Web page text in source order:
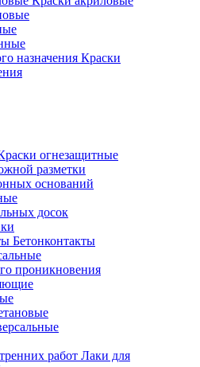
Краски
огнезащитные
разметки
оснований
досок
Бетонконтакты
проникновения
Лаки для